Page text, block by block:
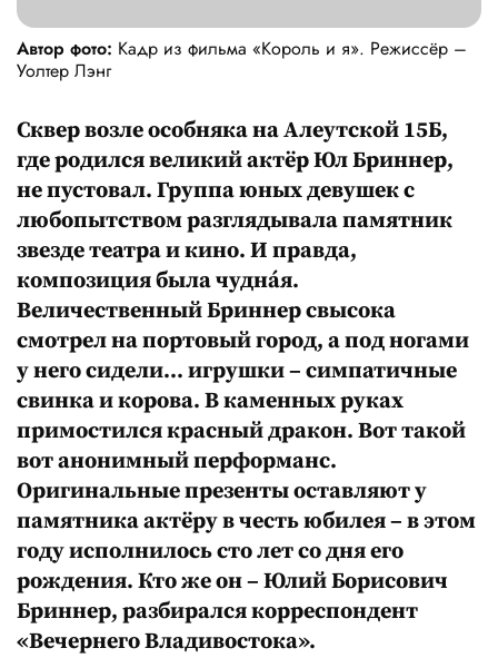
Автор фото: Кадр из фильма «Король и я». Режиссёр –
Уолтер Лэнг
Сквер возле особняка на Алеутской 15Б,
где родился великий актёр Юл Бриннер,
не пустовал. Группа юных девушек с
любопытством разглядывала памятник
звезде театра и кино. И правда,
композиция была чуднáя.
Величественный Бриннер свысока
смотрел на портовый город, а под ногами
у него сидели… игрушки – симпатичные
свинка и корова. В каменных руках
примостился красный дракон. Вот такой
вот анонимный перформанс.
Оригинальные презенты оставляют у
памятника актёру в честь юбилея – в этом
году исполнилось сто лет со дня его
рождения. Кто же он – Юлий Борисович
Бриннер, разбирался корреспондент
«Вечернего Владивостока».